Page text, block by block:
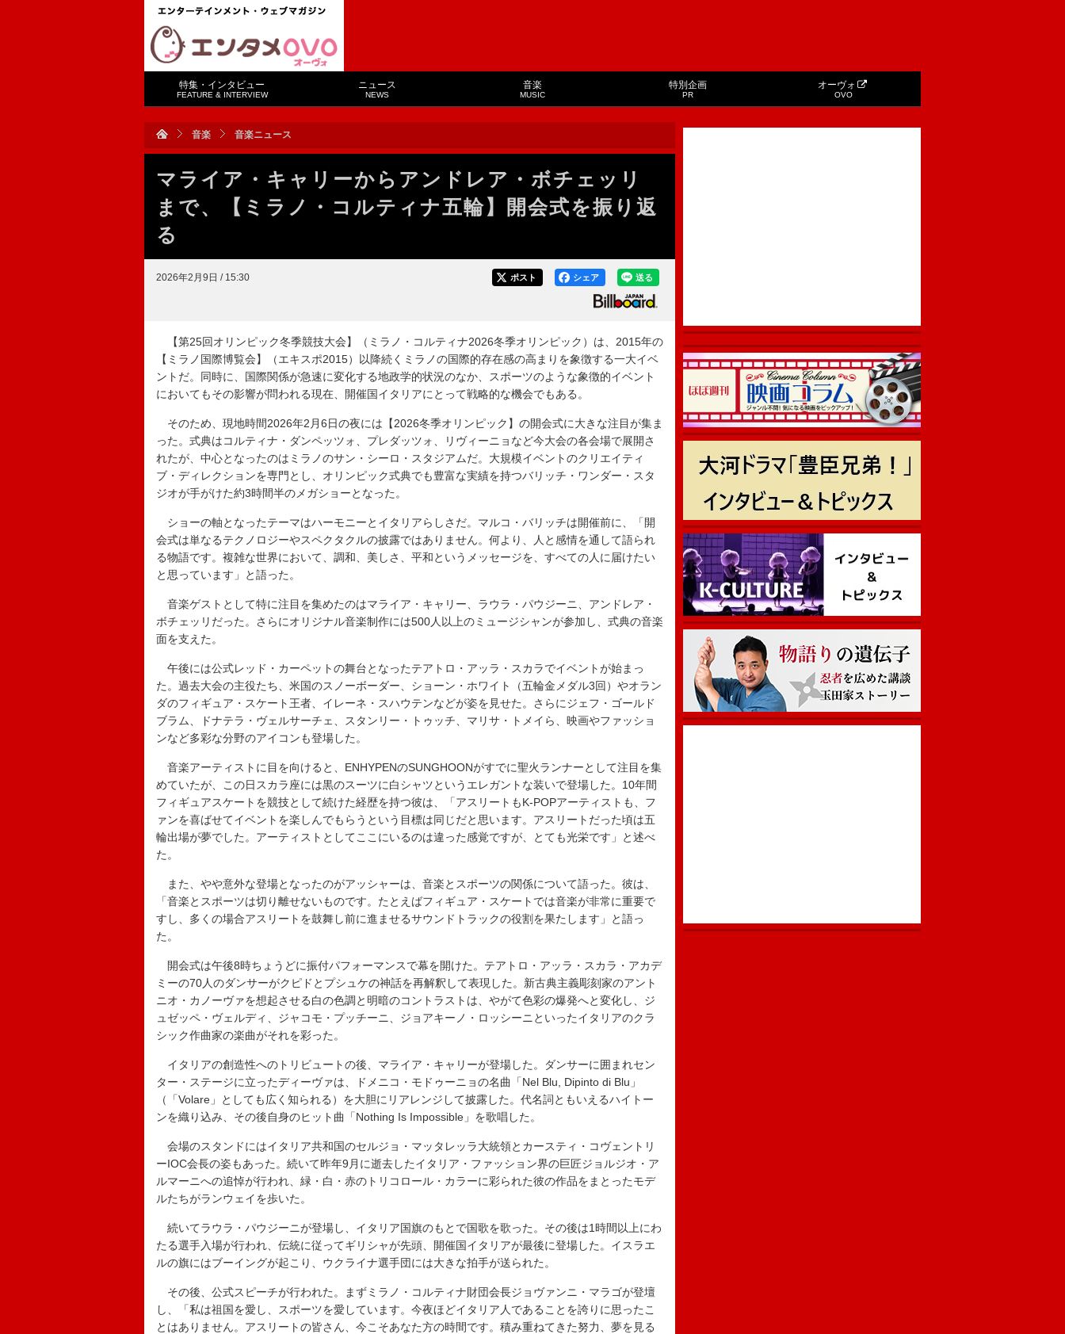
特集・インタビュー
FEATURE & INTERVIEW
ニュース
NEWS
音楽
MUSIC
特別企画
PR
オーヴォ
OVO
音楽 音楽ニュース
マライア・キャリーからアンドレア・ボチェッリ
まで、【ミラノ・コルティナ五輪】開会式を振り返
る
2026年2月9日 / 15:30 送る
シェア
ポスト
【第25回オリンピック冬季競技大会】（ミラノ・コルティナ2026冬季オリンピック）は、2015年の
【ミラノ国際博覧会】（エキスポ2015）以降続くミラノの国際的存在感の高まりを象徴する一大イベ
ントだ。同時に、国際関係が急速に変化する地政学的状況のなか、スポーツのような象徴的イベント
においてもその影響が問われる現在、開催国イタリアにとって戦略的な機会でもある。
そのため、現地時間2026年2月6日の夜には【2026冬季オリンピック】の開会式に大きな注目が集ま
った。式典はコルティナ・ダンペッツォ、プレダッツォ、リヴィーニョなど今大会の各会場で展開さ
れたが、中心となったのはミラノのサン・シーロ・スタジアムだ。大規模イベントのクリエイティ
ブ・ディレクションを専門とし、オリンピック式典でも豊富な実績を持つバリッチ・ワンダー・スタ
ジオが手がけた約3時間半のメガショーとなった。
ショーの軸となったテーマはハーモニーとイタリアらしさだ。マルコ・バリッチは開催前に、「開
会式は単なるテクノロジーやスペクタクルの披露ではありません。何より、人と感情を通して語られ
る物語です。複雑な世界において、調和、美しさ、平和というメッセージを、すべての人に届けたい
と思っています」と語った。
音楽ゲストとして特に注目を集めたのはマライア・キャリー、ラウラ・パウジーニ、アンドレア・
ボチェッリだった。さらにオリジナル音楽制作には500人以上のミュージシャンが参加し、式典の音楽
面を支えた。
午後には公式レッド・カーペットの舞台となったテアトロ・アッラ・スカラでイベントが始まっ
た。過去大会の主役たち、米国のスノーボーダー、ショーン・ホワイト（五輪金メダル3回）やオラン
ダのフィギュア・スケート王者、イレーネ・スハウテンなどが姿を見せた。さらにジェフ・ゴールド
ブラム、ドナテラ・ヴェルサーチェ、スタンリー・トゥッチ、マリサ・トメイら、映画やファッショ
ンなど多彩な分野のアイコンも登場した。
音楽アーティストに目を向けると、ENHYPENのSUNGHOONがすでに聖火ランナーとして注目を集
めていたが、この日スカラ座には黒のスーツに白シャツというエレガントな装いで登場した。10年間
フィギュアスケートを競技として続けた経歴を持つ彼は、「アスリートもK-POPアーティストも、フ
ァンを喜ばせてイベントを楽しんでもらうという目標は同じだと思います。アスリートだった頃は五
輪出場が夢でした。アーティストとしてここにいるのは違った感覚ですが、とても光栄です」と述べ
た。
また、やや意外な登場となったのがアッシャーは、音楽とスポーツの関係について語った。彼は、
「音楽とスポーツは切り離せないものです。たとえばフィギュア・スケートでは音楽が非常に重要で
すし、多くの場合アスリートを鼓舞し前に進ませるサウンドトラックの役割を果たします」と語っ
た。
開会式は午後8時ちょうどに振付パフォーマンスで幕を開けた。テアトロ・アッラ・スカラ・アカデ
ミーの70人のダンサーがクピドとプシュケの神話を再解釈して表現した。新古典主義彫刻家のアント
ニオ・カノーヴァを想起させる白の色調と明暗のコントラストは、やがて色彩の爆発へと変化し、ジ
ュゼッペ・ヴェルディ、ジャコモ・プッチーニ、ジョアキーノ・ロッシーニといったイタリアのクラ
シック作曲家の楽曲がそれを彩った。
イタリアの創造性へのトリビュートの後、マライア・キャリーが登場した。ダンサーに囲まれセン
ター・ステージに立ったディーヴァは、ドメニコ・モドゥーニョの名曲「Nel Blu, Dipinto di Blu」
（「Volare」としても広く知られる）を大胆にリアレンジして披露した。代名詞ともいえるハイトー
ンを織り込み、その後自身のヒット曲「Nothing Is Impossible」を歌唱した。
会場のスタンドにはイタリア共和国のセルジョ・マッタレッラ大統領とカースティ・コヴェントリ
ーIOC会長の姿もあった。続いて昨年9月に逝去したイタリア・ファッション界の巨匠ジョルジオ・ア
ルマーニへの追悼が行われ、緑・白・赤のトリコロール・カラーに彩られた彼の作品をまとったモデ
ルたちがランウェイを歩いた。
続いてラウラ・パウジーニが登場し、イタリア国旗のもとで国歌を歌った。その後は1時間以上にわ
たる選手入場が行われ、伝統に従ってギリシャが先頭、開催国イタリアが最後に登場した。イスラエ
ルの旗にはブーイングが起こり、ウクライナ選手団には大きな拍手が送られた。
その後、公式スピーチが行われた。まずミラノ・コルティナ財団会長ジョヴァンニ・マラゴが登壇
し、「私は祖国を愛し、スポーツを愛しています。今夜ほどイタリア人であることを誇りに思ったこ
とはありません。アスリートの皆さん、今こそあなた方の時間です。積み重ねてきた努力、夢を見る